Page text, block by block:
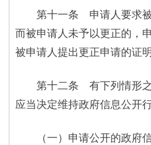
第十一条 申请人要求被
而被申请人未予以更正的，
被申请人提出更正申请的证明
第十二条 有下列情形之
应当决定维持政府信息公开
（一）申请公开的政府信